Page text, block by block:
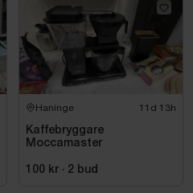
Haninge 11d 13h
Kaffebryggare
Moccamaster
100 kr · 2 bud